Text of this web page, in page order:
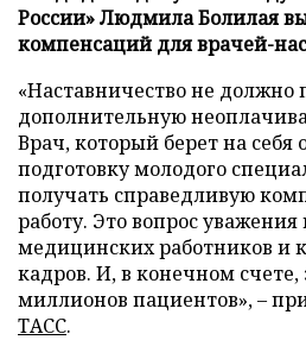
России» Людмила Болилая
компенсаций для врачей-
«Наставничество не должно
дополнительную
Врач, который берет на себя
подготовку молодого
получать справедливую
работу. Это вопрос уважения
медицинских работников и
кадров. И, в конечном счете,
миллионов пациентов», –
ТАСС.